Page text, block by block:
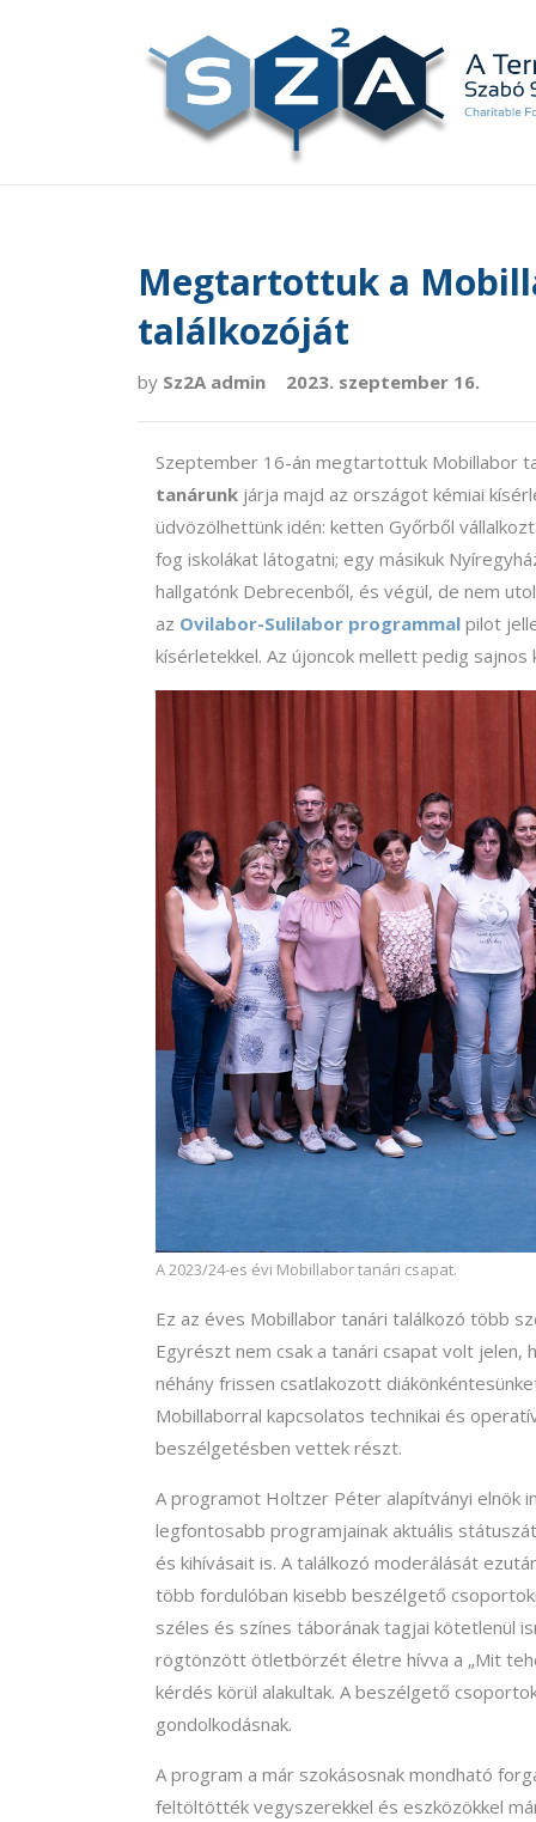
Megtartottuk a
találkozóját
by Sz2A admin 2023. szeptember 16.
Szeptember 16-án megtartottuk Mobillabor
tanárunk járja majd az országot kémiai
üdvözölhettünk idén: ketten Győrből
fog iskolákat látogatni; egy másikuk
hallgatónk Debrecenből, és végül, de nem
az Ovilabor-Sulilabor programmal pilot
kísérletekkel. Az újoncok mellett pedig
A 2023/24-es évi Mobillabor tanári csapat.
Ez az éves Mobillabor tanári találkozó több
Egyrészt nem csak a tanári csapat volt jelen,
néhány frissen csatlakozott
Mobillaborral kapcsolatos technikai és
beszélgetésben vettek részt.
A programot Holtzer Péter alapítványi elnök
legfontosabb programjainak aktuális
és kihívásait is. A találkozó moderálását
több fordulóban kisebb beszélgető
széles és színes táborának tagjai kötetlenül
rögtönzött ötletbörzét életre hívva a „Mit
kérdés körül alakultak. A beszélgető
gondolkodásnak.
A program a már szokásosnak mondható
feltöltötték vegyszerekkel és eszközökkel